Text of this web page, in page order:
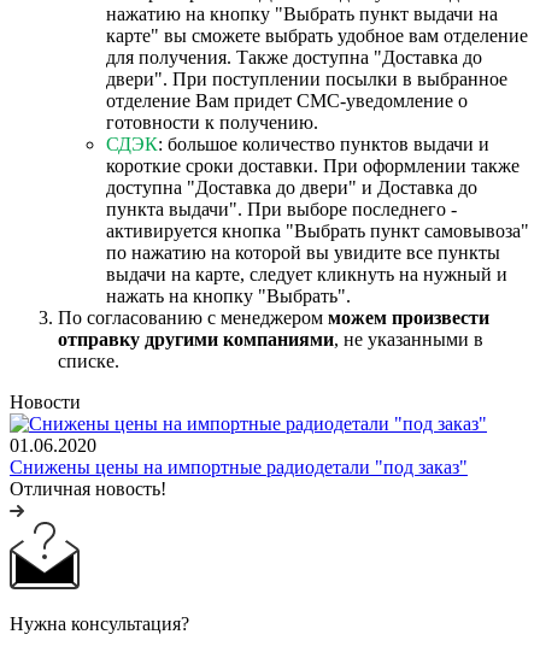
нажатию на кнопку "Выбрать пункт выдачи на
карте" вы сможете выбрать удобное вам отделение
для получения. Также доступна "Доставка до
двери". При поступлении посылки в выбранное
отделение Вам придет СМС-уведомление о
готовности к получению.
СДЭК: большое количество пунктов выдачи и
короткие сроки доставки. При оформлении также
доступна "Доставка до двери" и Доставка до
пункта выдачи". При выборе последнего -
активируется кнопка "Выбрать пункт самовывоза"
по нажатию на которой вы увидите все пункты
выдачи на карте, следует кликнуть на нужный и
нажать на кнопку "Выбрать".
По согласованию с менеджером можем произвести
отправку другими компаниями, не указанными в
списке.
Новости
01.06.2020
Снижены цены на импортные радиодетали "под заказ"
Отличная новость!
Нужна консультация?